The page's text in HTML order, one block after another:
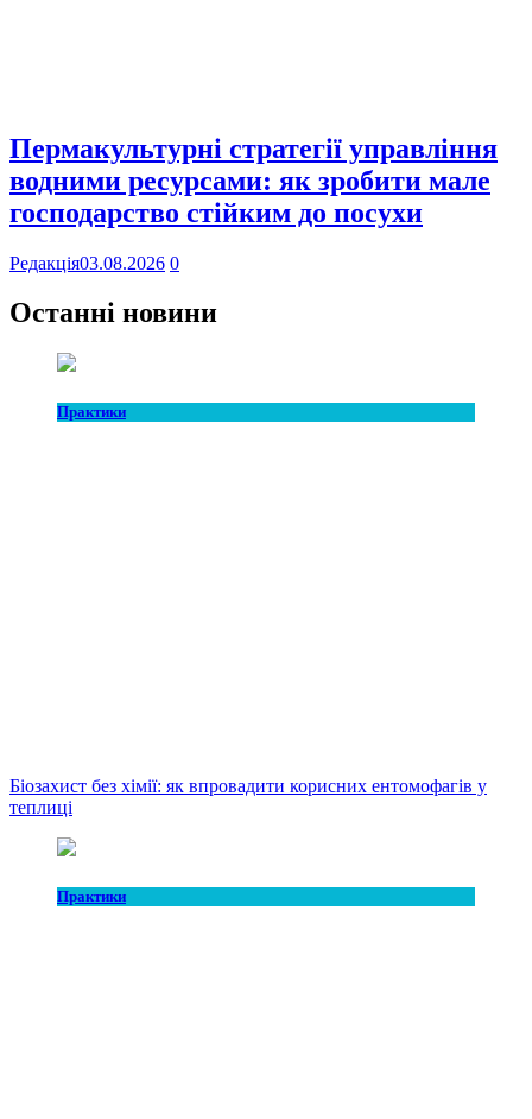
Пермакультурні стратегії управління
водними ресурсами: як зробити мале
господарство стійким до посухи
Редакція03.08.2026 0
Останні новини
Практики
Біозахист без хімії: як впровадити корисних ентомофагів у
теплиці
Практики